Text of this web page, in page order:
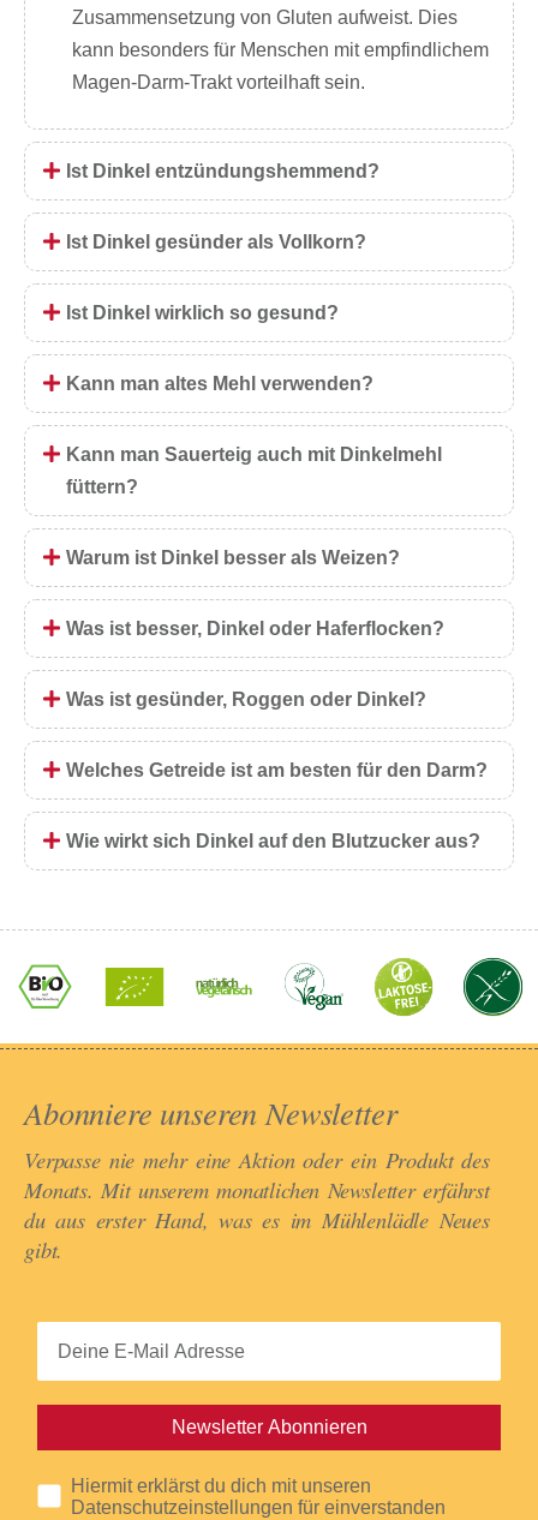
Zusammensetzung von Gluten aufweist. Dies
kann besonders für Menschen mit empfindlichem
Magen-Darm-Trakt vorteilhaft sein.
Ist Dinkel entzündungshemmend?
Ist Dinkel gesünder als Vollkorn?
Ist Dinkel wirklich so gesund?
Kann man altes Mehl verwenden?
Kann man Sauerteig auch mit Dinkelmehl
füttern?
Warum ist Dinkel besser als Weizen?
Was ist besser, Dinkel oder Haferflocken?
Was ist gesünder, Roggen oder Dinkel?
Welches Getreide ist am besten für den Darm?
Wie wirkt sich Dinkel auf den Blutzucker aus?
Abonniere unseren Newsletter​
Verpasse nie mehr eine Aktion oder ein Produkt des
Monats. Mit unserem monatlichen Newsletter erfährst
du aus erster Hand, was es im Mühlenlädle Neues
gibt.​
Newsletter Abonnieren
Hiermit erklärst du dich mit unseren
Datenschutzeinstellungen für einverstanden